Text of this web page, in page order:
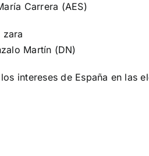
Carrera (AES)
Martín (DN)
intereses de España en las